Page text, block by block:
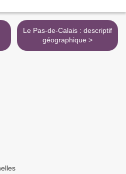
Le Pas-de-Calais : descriptif
géographique >